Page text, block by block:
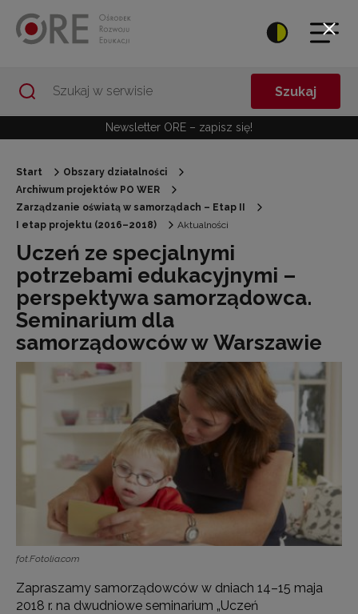
Szukaj
Newsletter ORE – zapisz się!
Start
Obszary działalności
Archiwum projektów PO WER
Zarządzanie oświatą w samorządach – Etap II
I etap projektu (2016–2018)
Aktualności
Uczeń ze specjalnymi
potrzebami edukacyjnymi –
perspektywa samorządowca.
Seminarium dla
samorządowców w Warszawie
fot.Fotolia.com
Zapraszamy samorządowców w dniach 14–15 maja
2018 r. na dwudniowe seminarium „Uczeń